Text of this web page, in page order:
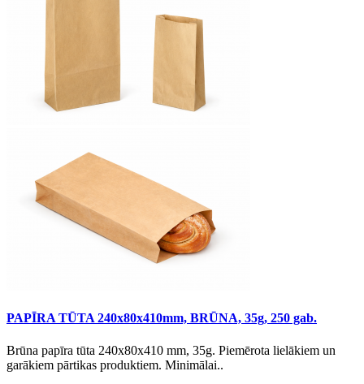
PAPĪRA TŪTA 240x80x410mm, BRŪNA, 35g, 250 gab.
Brūna papīra tūta 240x80x410 mm, 35g. Piemērota lielākiem un
garākiem pārtikas produktiem. Minimālai..